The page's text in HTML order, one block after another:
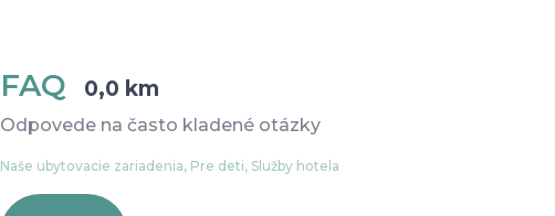
FAQ 0,0 km
Odpovede na často kladené otázky
Naše ubytovacie zariadenia, Pre deti, Služby hotela